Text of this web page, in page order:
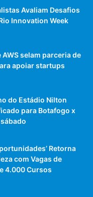
Avaliam Desafios
Innovation Week
selam parceria de
apoiar startups
do Estádio Nilton
para Botafogo x
Retorna
com Vagas de
4.000 Cursos